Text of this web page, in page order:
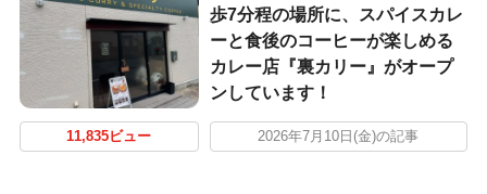
歩7分程の場所に、スパイスカレ
ーと食後のコーヒーが楽しめる
カレー店『裏カリー』がオープ
ンしています！
11,835ビュー 2026年7月10日(金)の記事